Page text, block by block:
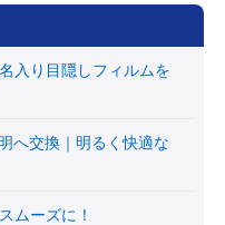
入り目隠しフィルムを
へ交換｜明るく快適な
ムーズに！